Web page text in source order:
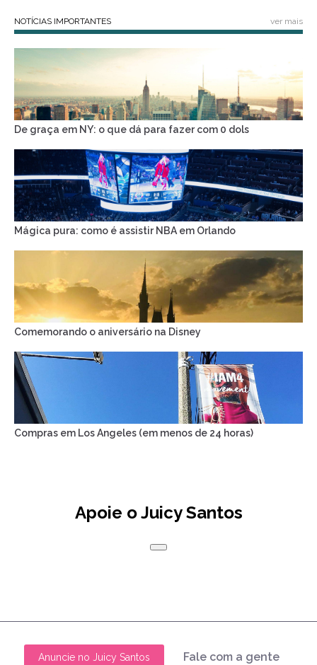
NOTÍCIAS IMPORTANTES ver mais
De graça em NY: o que dá para fazer com 0 dols
Mágica pura: como é assistir NBA em Orlando
Comemorando o aniversário na Disney
Compras em Los Angeles (em menos de 24 horas)
Apoie o Juicy Santos
Anuncie no Juicy Santos Fale com a gente